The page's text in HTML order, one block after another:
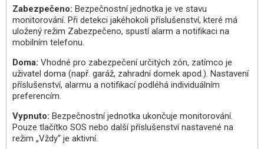
Zabezpečeno: Bezpečnostní jednotka je ve stavu
monitorování. Při detekci jakéhokoli příslušenství, které má
uložený režim Zabezpečeno, spustí alarm a notifikaci na
mobilním telefonu.
Doma: Vhodné pro zabezpečení určitých zón, zatímco je
uživatel doma (např. garáž, zahradní domek apod.). Nastavení
příslušenství, alarmu a notifikací podléhá individuálním
preferencím.
Vypnuto: Bezpečnostní jednotka ukončuje monitorování.
Pouze tlačítko SOS nebo další příslušenství nastavené na
režim „Vždy“ je aktivní.